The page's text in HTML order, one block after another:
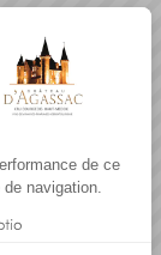
de ce
navigation.